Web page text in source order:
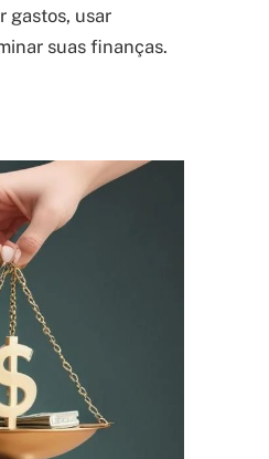
gastos, usar
suas finanças.